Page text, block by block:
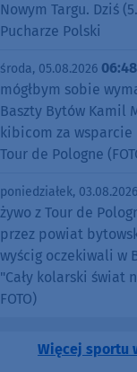
Nowym Targu. Dziś
Pucharze Polski
środa, 05.08.2026 06:48
mógłbym sobie
Baszty Bytów Kamil
kibicom za
Tour de Pologne
poniedziałek, 03.08.2026
żywo z Tour de
przez powiat
wyścig oczekiwali w
"Cały kolarski świat
FOTO)
Więcej sportu